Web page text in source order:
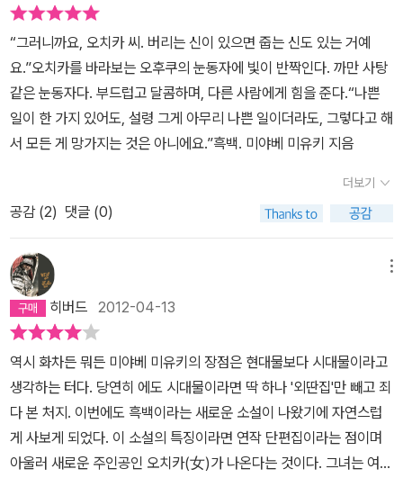
이고 15년 귀양살이를 마치고 돌아온 형 기치조를 외면하고 마침내
형을 죽게 만들었다는 죄책감에 시달리는 도키치. 고용살이라는 팍팍
한 삶에서 살아남기 위해 살인자의 동생이기 때문에 그 역시 비슷한
성정을 가지고 있지 않을까라는 타인/고용주의 시선이 두려워 돌아온
형을 외면한 원죄는 만주사화의 원념으로 남게 된 것이다. 만주사화
사건을 계기로 이헤에 숙부는 오치카가 벗어나지 못하고 있는 현실세
상담을 하면서 자신을 되돌아보게 하고, 거짓과 진실을 꿰뚫어 보는
카 언덕의 저택에 백냥이라는 거금을 벌기 위해 들어가 살게 된 오타
카 가족의 이야기다. 직업소개꾼 안도 노인의 소개로 흑백의 방을 찾
게 된 오타카는 과거의 이야기를 오치카에게 들려준 다음, 백냥이 아
닌 마음의 평안함을 줄테니 귀신의 집 안도자카 저택으로 가자고 유
혹한다. 그녀는 오치카에게 안도자카의 저택에서 아무 일도 없었다고
말했지만 그것은 사실이 아니었다. 그리고 이 섬찟한 에피소드는 맨
끝에 배치된 <이에나리>에서 다시 불쑥 독자를 찾아온다. 모든 것은
그렇게 연결되어 있구나. 역시 뭐니 뭐니 해도 <흑백>에서 가장 중요
한 에피소드는 오치카 본인이 흑백의 방에서 청자가 아닌 화자로 등
집은 여관을 하는데 꽤 크게 하고 있었고 그일이 있기 전까지는 별문
제 없었다. 잊고 싶지만 잊을 수 없는 고통스러운 일, 그것을 조금씩
풀어내고 있다. 이일은 숙부님이 나름 조작한 일이다. 오치카를 돕기
위해서 사람들을 모집한 것이다. 첫번째 손님 입장~ 만주사화에 관련
된 이야기다. 무슨 일이든지 누가 더 이기적이고 나쁘다고 말할 수 없
는 것이다. 다혈질의 형이 사람을 죽이게 되고 유배를 가서 돌아왔지
만 가족 누구도 달가워하는 이가 없다. 이 이야기를 시작하는 중년의
남자가 유배가서 돌아온 형의 막내동생이였다. 그 일이 일어나기 전
든든하고 존경스러운 형이였다. 그 시절에는 유복하게 태어나지 않는
한 다른집 살이를 해야했다. 중년의 남자는 다른집 살이를 하기 위해
서 과거의 이력을 말하게 되면 보통 그렇겠지만 사람들은 살인자 형
이 있다는 사실에 달가워하지 않는다. 중년의 남자도 언제 그의 형처
럼 돌변할지 모른다며. 중년의 남자도 그런 형을 두었다는 사실을 싹
지워버리고 싶어했다. 바라고 바라면 원하던 일이 이루어진다고 하지
만 <스님의 주례사>에서 스님이 말씀하신것처럼 그토록 바라던 일이
이루어진다고 해서 꼭 좋은 것만은 아닐것이다. 사람의 마음이 어딘
가에 혼이 되어 살아서 움직인다는 것은 무서운 일이였다. 누군가를
“그러니까요, 오치카 씨. 버리는 신이 있으면 줍는 신도 있는 거예
요.”오치카를 바라보는 오후쿠의 눈동자에 빛이 반짝인다. 까만 사탕
같은 눈동자다. 부드럽고 달콤하며, 다른 사람에게 힘을 준다.“나쁜
일이 한 가지 있어도, 설령 그게 아무리 나쁜 일이더라도, 그렇다고 해
서 모든 게 망가지는 것은 아니에요.”흑백. 미야베 미유키 지음
더보기
공감 (2) 댓글 (0)
히버드 2012-04-13
역시 화차든 뭐든 미야베 미유키의 장점은 현대물보다 시대물이라고
생각하는 터다. 당연히 에도 시대물이라면 딱 하나 '외딴집'만 빼고 죄
다 본 처지. 이번에도 흑백이라는 새로운 소설이 나왔기에 자연스럽
게 사보게 되었다. 이 소설의 특징이라면 연작 단편집이라는 점이며
아울러 새로운 주인공인 오치카(女)가 나온다는 것이다. 그녀는 여태